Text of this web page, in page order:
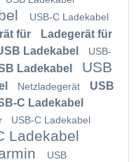
USB-C Ladekabel
für Ladegerät für
Ladekabel
USB-
Ladekabel
USB
Netzladegerät
USB
C Ladekabel
USB-C Ladekabel
Ladekabel
USB